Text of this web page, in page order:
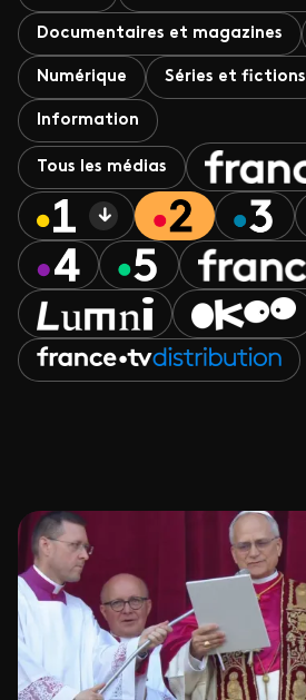
Documentaires et magazines
Numérique Séries et fictions
Information
Tous les médias